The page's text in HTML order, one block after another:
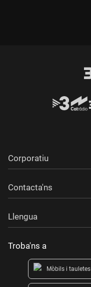
Corporatiu
Contacta'ns
Llengua
Troba'ns a
Mòbils i tauletes